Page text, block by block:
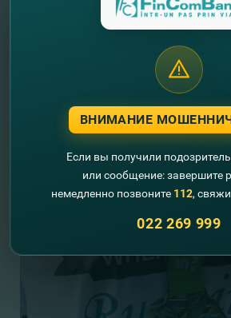
ВНИМАНИЕ
Если вы получили
или сообщение: завершите
немедленно позвоните 112,
022 269 999